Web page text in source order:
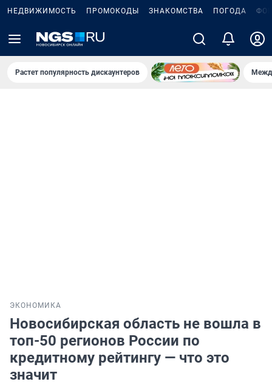
НЕДВИЖИМОСТЬ ПРОМОКОДЫ ЗНАКОМСТВА ПОГОДА
Растет популярность дискаунтеров
ЭКОНОМИКА
Новосибирская область не вошла в
топ-50 регионов России по
кредитному рейтингу — что это
значит